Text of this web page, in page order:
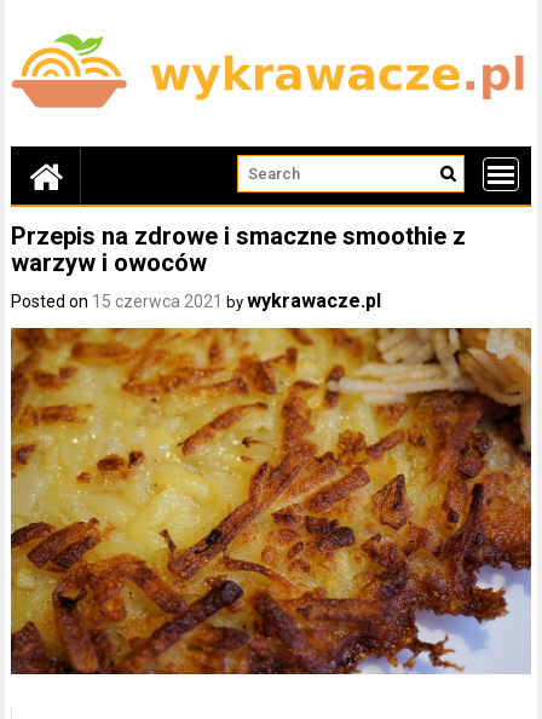
content
Przepis na zdrowe i smaczne smoothie z
warzyw i owoców
Posted on 15 czerwca 2021 bywykrawacze.pl